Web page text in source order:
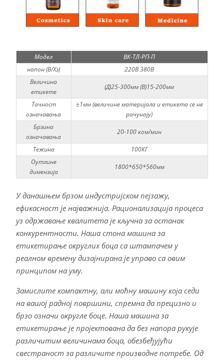
Модел
ВК-ТЛ-РП-П
напон (В/Хз)
220В 380В
Величина
етикете
(Д)25-300мм (В)15-200мм
Тачност
означавања
±1мм (величине материјала и етикета се не
рачунају)
Брзина
означавања
20-100 ком/мин
Тежина
100КГ
Оутлине
димензија
1800*650*560мм
У данашњем брзом индустријском пејзажу,
ефикасност је најважнија. Рационализација процеса
уз одржавање квалитета је кључна за останак
конкурентности. Наша стона машина за
етикетирање округлих боца са штампачем у
реалном времену дизајнирана је управо са овим
принципом на уму.
Замислите компактну, али моћну машину која седи
на вашој радној површини, спремна да прецизно и
брзо означи округле боце. Наша машина за
етикетирање је пројектована да без напора рукује
различитим величинама боца, обезбеђујући
свестраност за различите производне потребе. Од